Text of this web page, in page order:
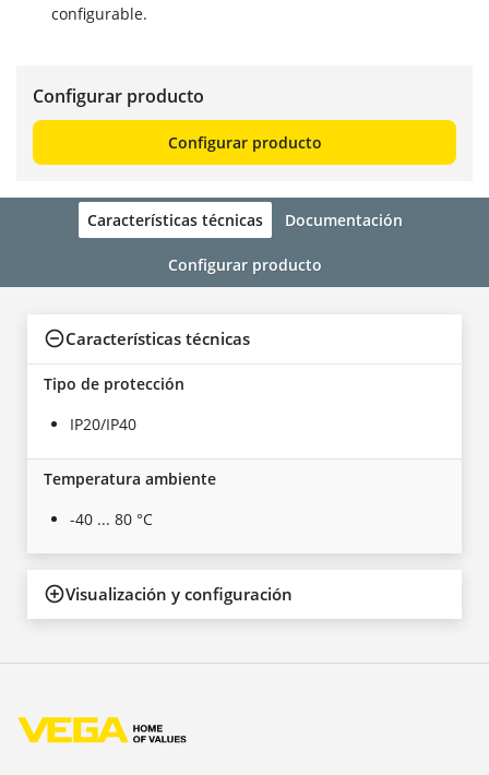
configurable.
Configurar producto
Configurar producto
Características técnicas Documentación
Configurar producto
Características técnicas
Tipo de protección
IP20/IP40
Temperatura ambiente
-40 ... 80 °C
Visualización y configuración